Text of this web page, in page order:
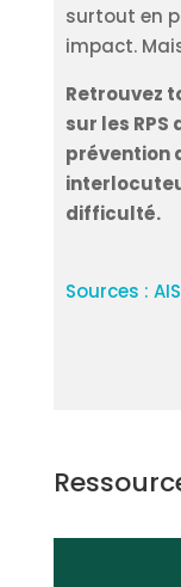
surtout en
impact.
Retrouvez
sur les
prévention
difficulté.
Sources :